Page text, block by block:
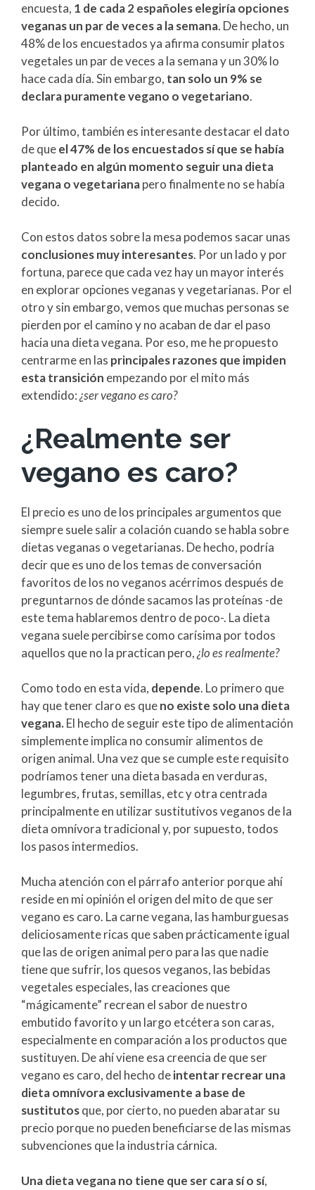
encuesta, 1 de cada 2 españoles elegiría opciones
veganas un par de veces a la semana. De hecho, un
48% de los encuestados ya afirma consumir platos
vegetales un par de veces a la semana y un 30% lo
hace cada día. Sin embargo, tan solo un 9% se
declara puramente vegano o vegetariano.
Por último, también es interesante destacar el dato
de queel 47% de los encuestados sí que se había
planteado en algún momento seguir una dieta
vegana o vegetarianapero finalmente no se había
decido.
Con estos datos sobre la mesa podemos sacar unas
conclusiones muy interesantes. Por un lado y por
fortuna, parece que cada vez hay un mayor interés
en explorar opciones veganas y vegetarianas. Por el
otro y sin embargo, vemos que muchas personas se
pierden por el camino y no acaban de dar el paso
hacia una dieta vegana. Por eso, me he propuesto
centrarme en las principales razones que impiden
esta transición empezando por el mito más
extendido:¿ser vegano es caro?
¿Realmente ser
vegano es caro?
El precio es uno de los principales argumentos que
siempre suele salir a colación cuando se habla sobre
dietas veganas o vegetarianas. De hecho, podría
decir que es uno de los temas de conversación
favoritos de los no veganos acérrimos después de
preguntarnos de dónde sacamos las proteínas -de
este tema hablaremos dentro de poco-. La dieta
vegana suele percibirse como carísima por todos
aquellos que no la practican pero,¿lo es realmente?
Como todo en esta vida, depende. Lo primero que
hay que tener claro es queno existe solo una dieta
vegana.El hecho de seguir este tipo de alimentación
simplemente implica no consumir alimentos de
origen animal. Una vez que se cumple este requisito
podríamos tener una dieta basada en verduras,
legumbres, frutas, semillas, etc y otra centrada
principalmente en utilizar sustitutivos veganos de la
dieta omnívora tradicional y, por supuesto, todos
los pasos intermedios.
Mucha atención con el párrafo anterior porque ahí
reside en mi opinión el origen del mito de que ser
vegano es caro. La carne vegana, las hamburguesas
deliciosamente ricas que saben prácticamente igual
que las de origen animal pero para las que nadie
tiene que sufrir, los quesos veganos, las bebidas
vegetales especiales, las creaciones que
“mágicamente” recrean el sabor de nuestro
embutido favorito y un largo etcétera son caras,
especialmente en comparación a los productos que
sustituyen. De ahí viene esa creencia de que ser
vegano es caro, del hecho deintentar recrear una
dieta omnívora exclusivamente a base de
sustitutosque, por cierto, no pueden abaratar su
precio porque no pueden beneficiarse de las mismas
subvenciones que la industria cárnica.
Una dieta vegana no tiene que ser cara sí o sí,